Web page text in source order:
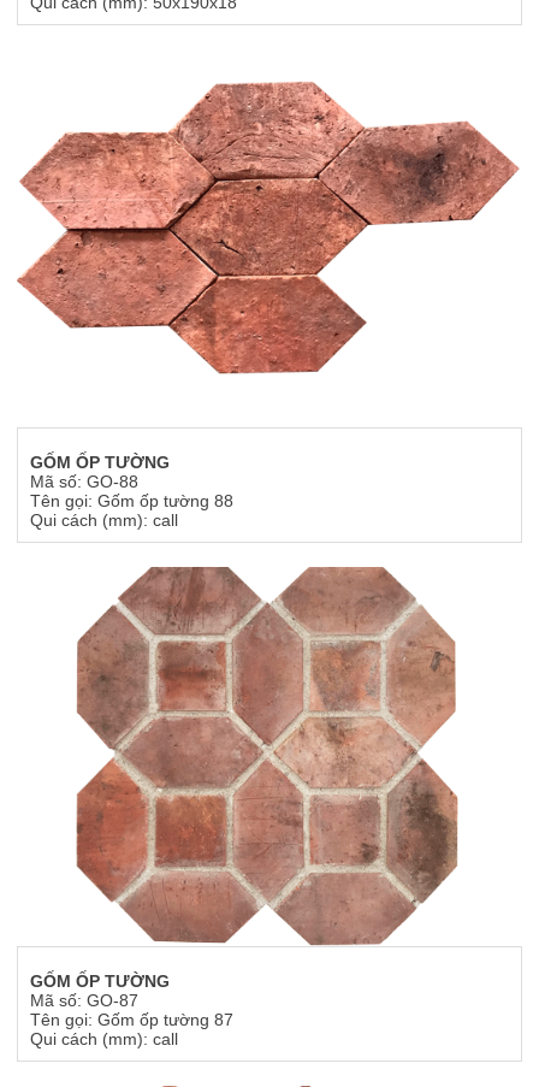
GỐM ỐP TƯỜNG
Mã số: GO-88
Tên gọi: Gốm ốp tường 88
Qui cách (mm): call
GỐM ỐP TƯỜNG
Mã số: GO-87
Tên gọi: Gốm ốp tường 87
Qui cách (mm): call